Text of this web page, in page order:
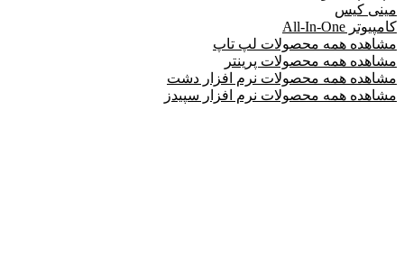
مینی کیس
کامپیوتر All-In-One
مشاهده همه محصولات لپ تاپ
مشاهده همه محصولات پرینتر
مشاهده همه محصولات نرم افزار دشت
مشاهده همه محصولات نرم افزار سپیدز